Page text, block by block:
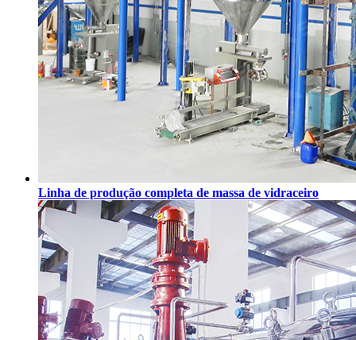
Linha de produção completa de massa de vidraceiro